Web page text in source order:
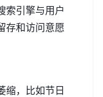
索引擎与用户
存和访问意愿
缩，比如节日